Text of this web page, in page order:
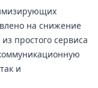
на снижение
простого сервиса
и